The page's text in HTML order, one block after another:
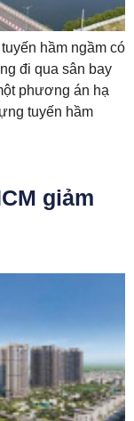
hầm ngầm có
đi qua sân bay
phương án hạ
tuyến hầm
giảm